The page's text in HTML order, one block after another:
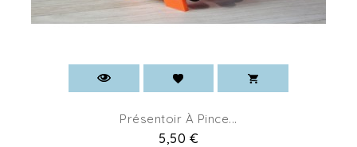
Présentoir À Pince...
Pret
5,50 €